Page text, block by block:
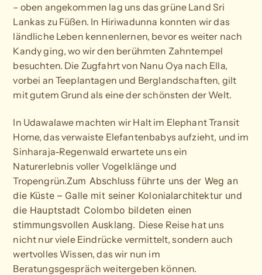
– oben angekommen lag uns das grüne Land Sri
Lankas zu Füßen. In Hiriwadunna konnten wir das
ländliche Leben kennenlernen, bevor es weiter nach
Kandy ging, wo wir den berühmten Zahntempel
besuchten. Die Zugfahrt von Nanu Oya nach Ella,
vorbei an Teeplantagen und Berglandschaften, gilt
mit gutem Grund als eine der schönsten der Welt.
In Udawalawe machten wir Halt im Elephant Transit
Home, das verwaiste Elefantenbabys aufzieht, und im
Sinharaja-Regenwald erwartete uns ein
Naturerlebnis voller Vogelklänge und
Tropengrün.Zum Abschluss führte uns der Weg an
die Küste – Galle mit seiner Kolonialarchitektur und
die Hauptstadt Colombo bildeten einen
stimmungsvollen Ausklang. Diese Reise hat uns
nicht nur viele Eindrücke vermittelt, sondern auch
wertvolles Wissen, das wir nun im
Beratungsgespräch weitergeben können.